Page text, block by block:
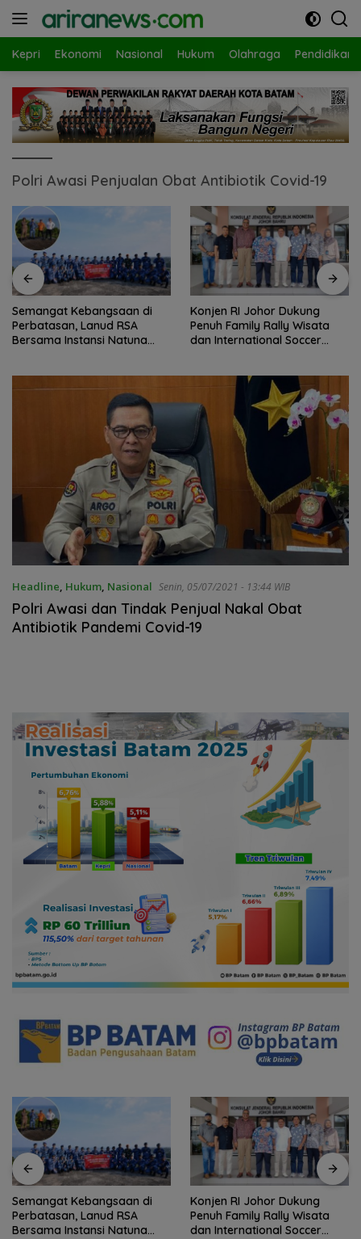
Kepri Ekonomi Nasional Hukum Olahraga Pendidikan
Polri Awasi Penjualan Obat Antibiotik Covid-19
Semangat Kebangsaan di
Perbatasan, Lanud RSA
Bersama Instansi Natuna
Konjen RI Johor Dukung
Penuh Family Rally Wisata
dan International Soccer
Headline, Hukum, Nasional Senin, 05/07/2021 - 13:44 WIB
Polri Awasi dan Tindak Penjual Nakal Obat
Antibiotik Pandemi Covid-19
Semangat Kebangsaan di
Perbatasan, Lanud RSA
Bersama Instansi Natuna
Konjen RI Johor Dukung
Penuh Family Rally Wisata
dan International Soccer